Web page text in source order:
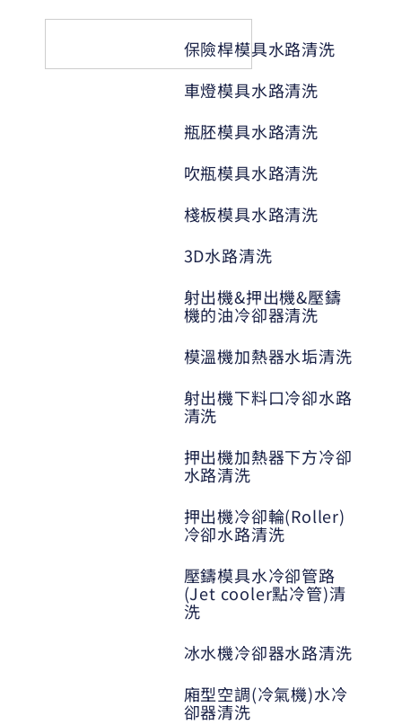
保險桿模具水路清洗
車燈模具水路清洗
瓶胚模具水路清洗
吹瓶模具水路清洗
棧板模具水路清洗
3D水路清洗
射出機&押出機&壓鑄
機的油冷卻器清洗
模溫機加熱器水垢清洗
射出機下料口冷卻水路
清洗
押出機加熱器下方冷卻
水路清洗
押出機冷卻輪(Roller)
冷卻水路清洗
壓鑄模具水冷卻管路
(Jet cooler點冷管)清
洗
冰水機冷卻器水路清洗
廂型空調(冷氣機)水冷
卻器清洗